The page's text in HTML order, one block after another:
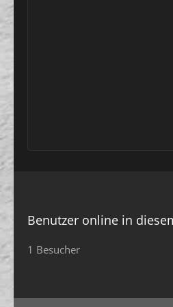
Benutzer online in
1 Besucher